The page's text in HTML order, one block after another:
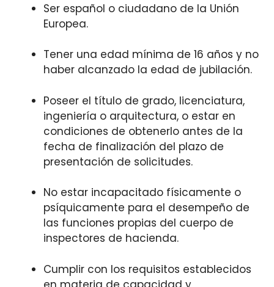
Ser español o ciudadano de la Unión
Europea.
Tener una edad mínima de 16 años y no
haber alcanzado la edad de jubilación.
Poseer el título de grado, licenciatura,
ingeniería o arquitectura, o estar en
condiciones de obtenerlo antes de la
fecha de finalización del plazo de
presentación de solicitudes.
No estar incapacitado físicamente o
psíquicamente para el desempeño de
las funciones propias del cuerpo de
inspectores de hacienda.
Cumplir con los requisitos establecidos